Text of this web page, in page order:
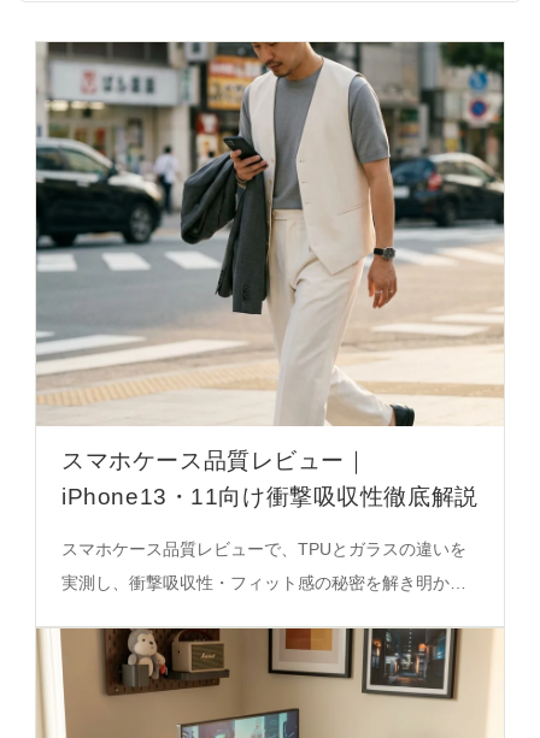
スマホケース品質レビュー｜
iPhone13・11向け衝撃吸収性徹底解説
スマホケース品質レビューで、TPUとガラスの違いを
実測し、衝撃吸収性・フィット感の秘密を解き明かし
版ガイド。